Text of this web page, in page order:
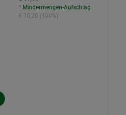
* Mindermengen-Aufschlag:
€ 10,20 (100%)